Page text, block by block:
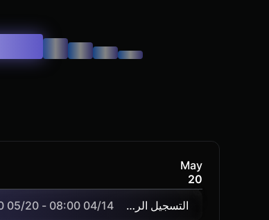
May
20
التسجيل الرسمي
04/14 08:00 - 05/20 08:00